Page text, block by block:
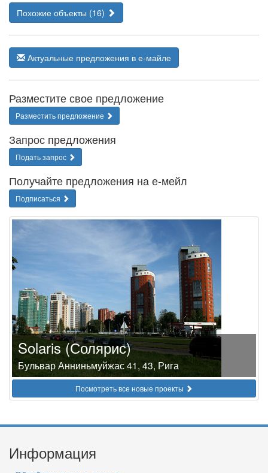
Похожие объекты (16)
Актуальные предложения в е-майле
Разместите свое предложение
Разместить предложение
Запрос предложения
Подать запрос
Получайте предложения на е-мейл
Подписаться
Solaris (Солярис)
Бульвар Анниньмуйжас 41, 43, Рига
Посмотреть все новые проекты
Информация